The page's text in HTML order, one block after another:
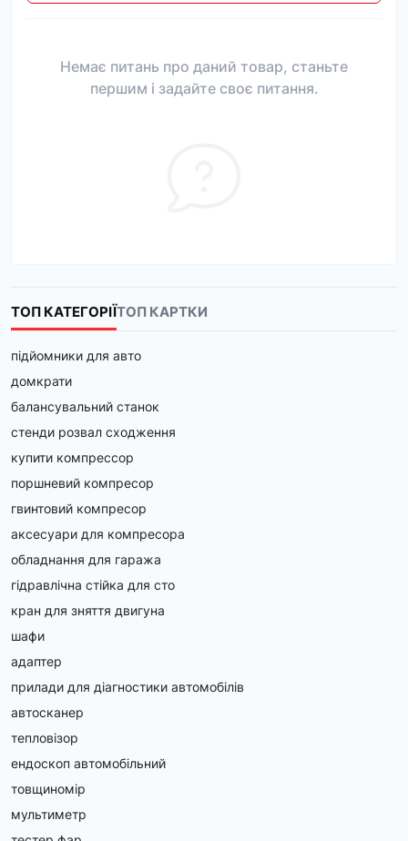
Немає питань про даний товар, станьте
першим і задайте своє питання.
ТОП КАТЕГОРІЇТОП КАРТКИ
підйомники для авто
домкрати
балансувальний станок
стенди розвал сходження
купити компрессор
поршневий компресор
гвинтовий компресор
аксесуари для компресора
обладнання для гаража
гідравлічна стійка для сто
кран для зняття двигуна
шафи
адаптер
прилади для діагностики автомобілів
автосканер
тепловізор
ендоскоп автомобільний
товщиномір
мультиметр